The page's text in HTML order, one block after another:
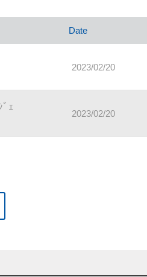
Date
2023/02/20
ｪ
2023/02/20